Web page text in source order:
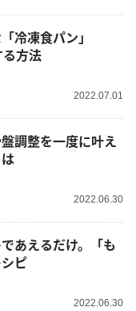
冷凍食パン」
方法
2022.07.01
調整を一度に叶え
2022.06.30
あえるだけ。「も
ピ
2022.06.30